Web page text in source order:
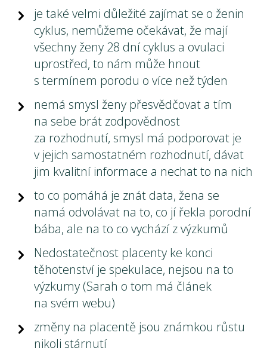
je také velmi důležité zajímat se o ženin
cyklus, nemůžeme očekávat, že mají
všechny ženy 28 dní cyklus a ovulaci
uprostřed, to nám může hnout
s termínem porodu o více než týden
nemá smysl ženy přesvědčovat a tím
na sebe brát zodpovědnost
za rozhodnutí, smysl má podporovat je
v jejich samostatném rozhodnutí, dávat
jim kvalitní informace a nechat to na nich
to co pomáhá je znát data, žena se
namá odvolávat na to, co jí řekla porodní
bába, ale na to co vychází z výzkumů
Nedostatečnost placenty ke konci
těhotenství je spekulace, nejsou na to
výzkumy (Sarah o tom má článek
na svém webu)
změny na placentě jsou známkou růstu
nikoli stárnutí